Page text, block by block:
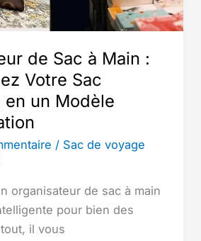
de Sac à Main :
Votre Sac
en un Modèle
/ Sac de voyage
organisateur de sac à main
pour bien des
il vous